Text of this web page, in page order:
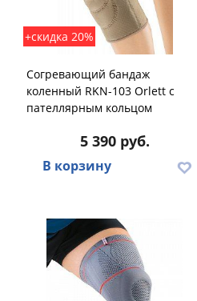
+скидка 20%
Согревающий бандаж
коленный RKN-103 Orlett с
пателлярным кольцом
5 390 руб.
В корзину